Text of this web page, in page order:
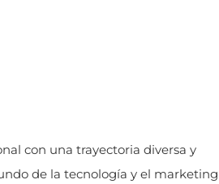
con una trayectoria diversa y
de la tecnología y el marketing